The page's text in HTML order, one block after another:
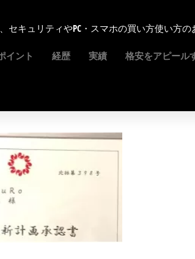
キュリティやPC・スマホの買い方使い方の
イント 経歴 実績 格安をアピール